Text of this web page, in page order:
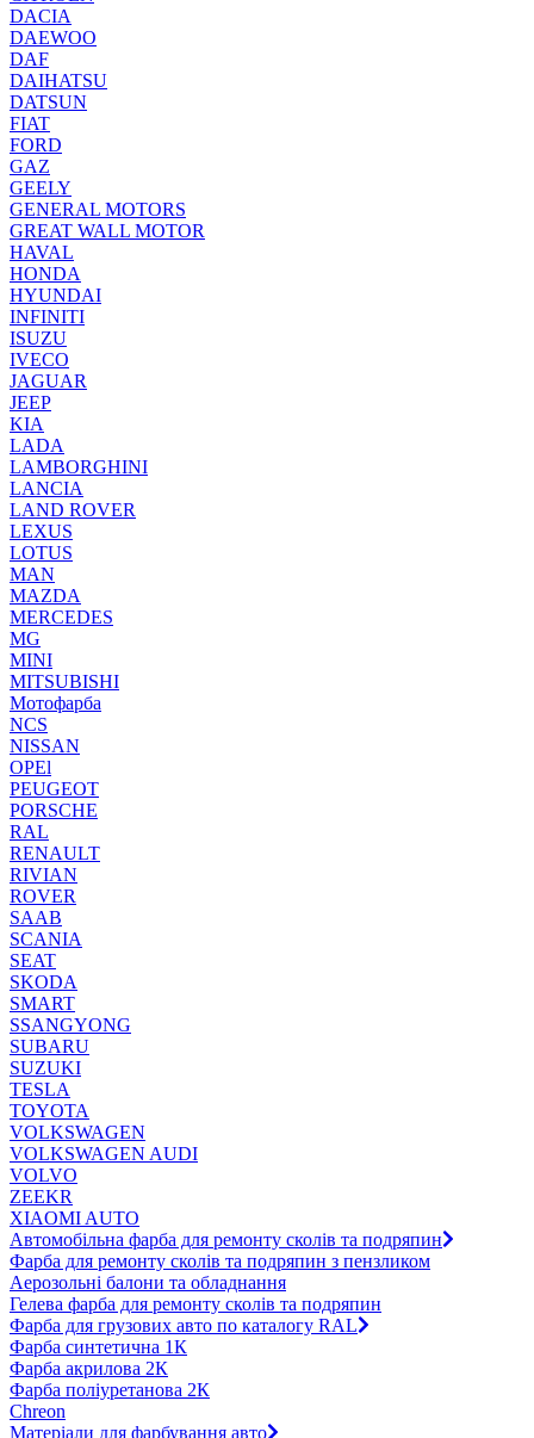
DACIA
DAEWOO
DAF
DAIHATSU
DATSUN
FIAT
FORD
GAZ
GEELY
GENERAL MOTORS
GREAT WALL MOTOR
HAVAL
HONDA
HYUNDAI
INFINITI
ISUZU
IVECO
JAGUAR
JEEP
KIA
LADA
LAMBORGHINI
LANCIA
LAND ROVER
LEXUS
LOTUS
MAN
MAZDA
MERCEDES
MG
MINI
MITSUBISHI
Мотофарба
NCS
NISSAN
OPEl
PEUGEOT
PORSCHE
RAL
RENAULT
RIVIAN
ROVER
SAAB
SCANIA
SEAT
SKODA
SMART
SSANGYONG
SUBARU
SUZUKI
TESLA
TOYOTA
VOLKSWAGEN
VOLKSWAGEN AUDI
VOLVO
ZEEKR
XIAOMI AUTO
Автомобільна фарба для ремонту сколів та подряпин
Фарба для ремонту сколів та подряпин з пензликом
Аерозольні балони та обладнання
Гелева фарба для ремонту сколів та подряпин
Фарба для грузових авто по каталогу RAL
Фарба синтетична 1К
Фарба акрилова 2К
Фарба поліуретанова 2К
Chreon
Матеріали для фарбування авто